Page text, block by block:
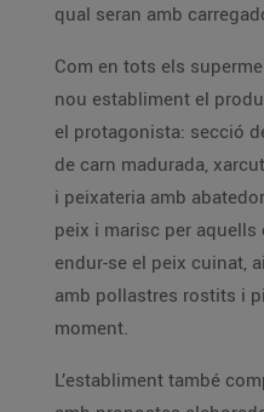
qual seran amb
Com en tots els
nou establiment el
el protagonista: secció
de carn madurada,
i peixateria amb
peix i marisc per
endur-se el peix cuinat,
amb pollastres rostits i
moment.
L’establiment també